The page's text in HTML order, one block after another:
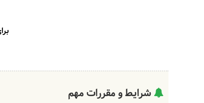
شرایط و مقررات مهم